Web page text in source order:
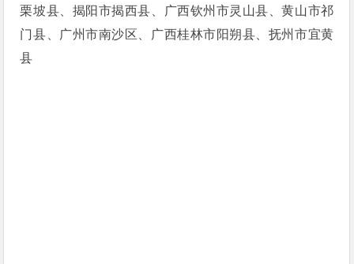
栗坡县、揭阳市揭西县、广西钦州市灵山县、黄山市祁
门县、广州市南沙区、广西桂林市阳朔县、抚州市宜黄
县